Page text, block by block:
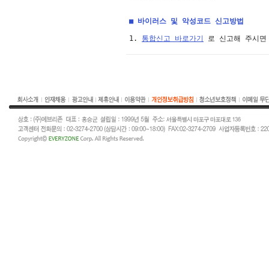
■ 바이러스 및 악성코드 신고방법
1. 통합신고 바로가기 로 신고해 주시